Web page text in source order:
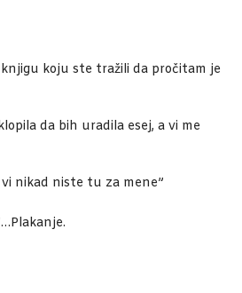
koju ste tražili da pročitam je
da bih uradila esej, a vi me
nikad niste tu za mene”